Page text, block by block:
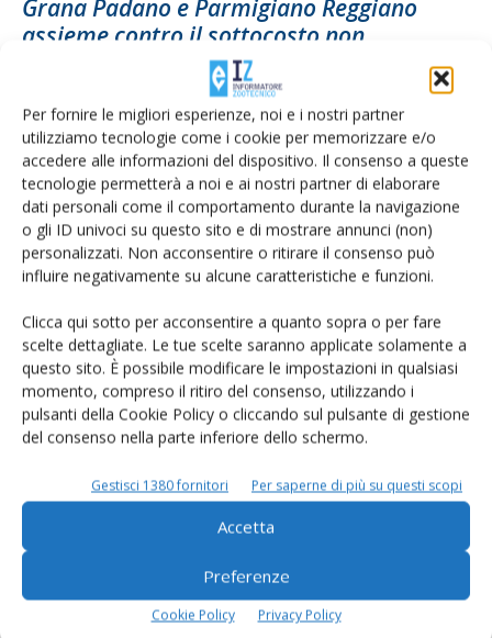
Per fornire le migliori esperienze, noi e i nostri partner
utilizziamo tecnologie come i cookie per memorizzare e/o
accedere alle informazioni del dispositivo. Il consenso a queste
tecnologie permetterà a noi e ai nostri partner di elaborare
dati personali come il comportamento durante la navigazione
o gli ID univoci su questo sito e di mostrare annunci (non)
personalizzati. Non acconsentire o ritirare il consenso può
influire negativamente su alcune caratteristiche e funzioni.
Clicca qui sotto per acconsentire a quanto sopra o per fare
scelte dettagliate. Le tue scelte saranno applicate solamente a
questo sito. È possibile modificare le impostazioni in qualsiasi
momento, compreso il ritiro del consenso, utilizzando i
pulsanti della Cookie Policy o cliccando sul pulsante di gestione
del consenso nella parte inferiore dello schermo.
Gestisci 1380 fornitori Per saperne di più su questi scopi
Accetta
Preferenze
Cookie Policy Privacy Policy
Grana Padano e Parmigiano Reggiano
assieme contro il sottocosto non
17 Maggio 2023
Tuttofood, il Grana Padano celebra i
Giochi Olimpici e Paralimpici Invernali
DiFrancesca Baccino 16 Maggio 2023